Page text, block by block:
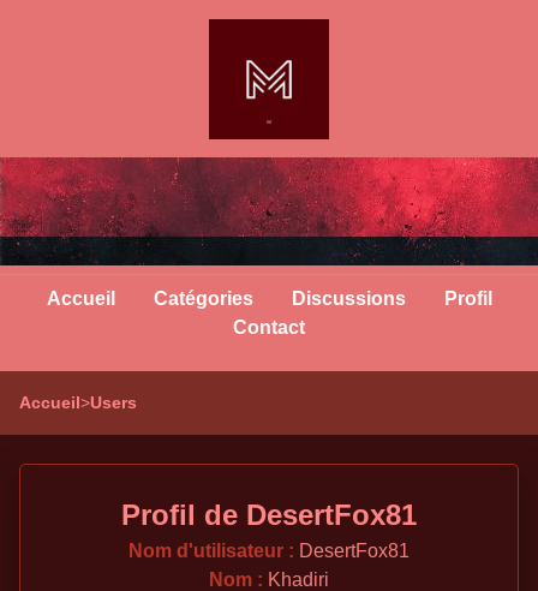
Accueil Catégories Discussions
Profil
Contact
Accueil>Users
Profil de DesertFox81
Nom d'utilisateur : DesertFox81
Nom : Khadiri